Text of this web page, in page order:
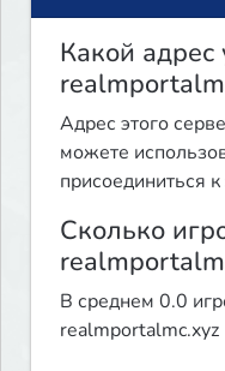
Какой адрес
Адрес этого
можете
присоединиться
Сколько
В среднем 0.0
realmportalmc.xyz